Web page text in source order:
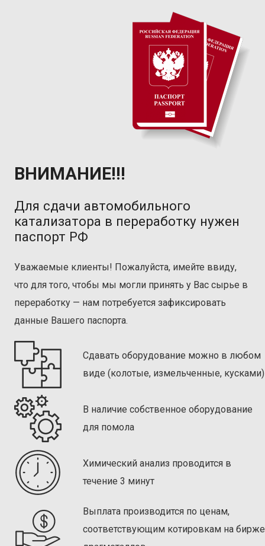
ВНИМАНИЕ!!!
Для сдачи автомобильного
катализатора в переработку нужен
паспорт РФ
Уважаемые клиенты! Пожалуйста, имейте ввиду,
что для того, чтобы мы могли принять у Вас сырье в
переработку — нам потребуется зафиксировать
данные Вашего паспорта.
Сдавать оборудование можно в любом
виде (колотые, измельченные, кусками)
В наличие собственное оборудование
для помола
Химический анализ проводится в
течение 3 минут
Выплата производится по ценам,
соответствующим котировкам на бирже